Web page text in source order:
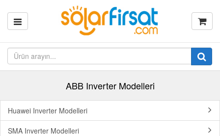
ABB Inverter Modelleri
Huawei Inverter Modelleri
SMA Inverter Modelleri